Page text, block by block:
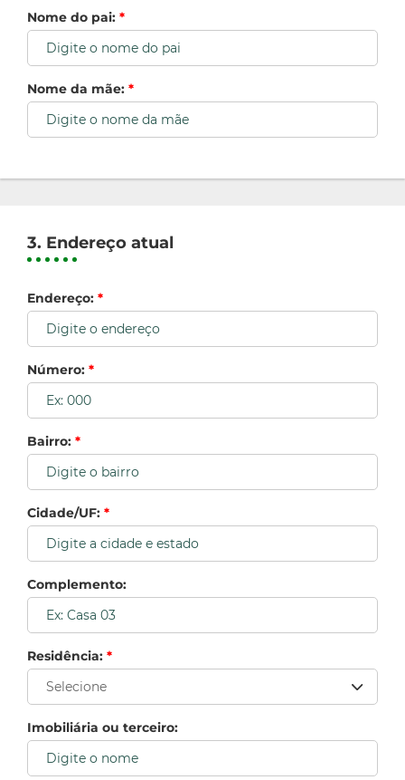
Nome do pai: *
Nome da mãe: *
3. Endereço atual
Endereço: *
Número: *
Bairro: *
Cidade/UF: *
Complemento:
Residência: *
Imobiliária ou terceiro: